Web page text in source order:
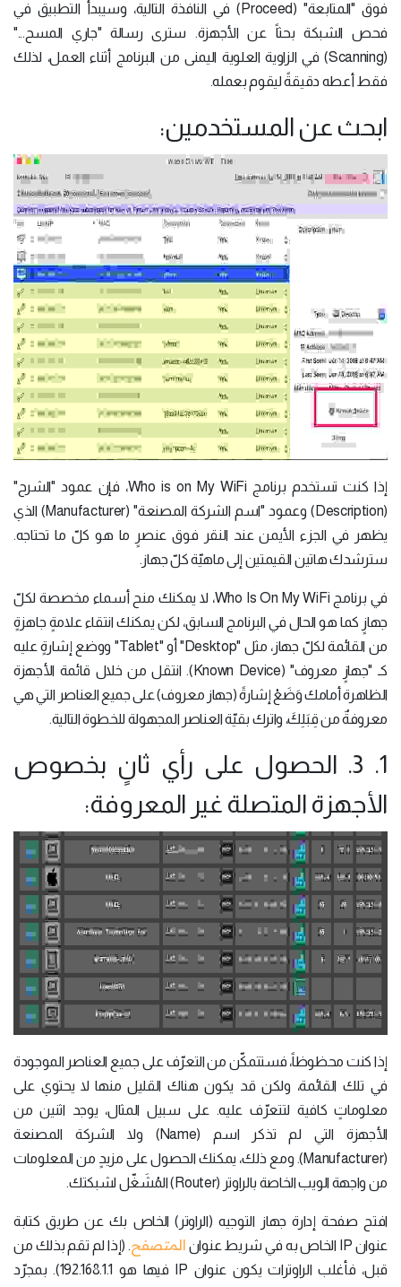
فوق "المتابعة" (Proceed) في النافذة التالية، وسيبدأ التطبيق في
فحص الشبكة بحثاً عن الأجهزة. سترى رسالة "جاري المسح..."
(Scanning) في الزاوية العلوية اليمنى من البرنامج أثناء العمل، لذلك
فقط أعطه دقيقةً ليقوم بعمله.
ابحث عن المستخدمين:
إذا كنت تستخدم برنامج Who is on My WiFi، فإن عمود "الشرح"
(Description) وعمود "اسم الشركة المصنعة" (Manufacturer) الذي
يظهر في الجزء الأيمن عند النقر فوق عنصرٍ ما هو كلّ ما تحتاجه.
سترشدك هاتين القيمتين إلى ماهيّة كلّ جهاز.
في برنامج Who Is On My WiFi، لا يمكنك منح أسماء مخصصة لكلّ
جهازٍ كما هو الحال في البرنامج السابق، لكن يمكنك انتقاء علامةٍ جاهزةٍ
من القائمة لكلّ جهاز، مثل "Desktop" أو "Tablet" ووضع إشارةٍ عليه
كـ "جهازٍ معروف" (Known Device). انتقل من خلال قائمة الأجهزة
الظاهرة أمامك وَضَعْ إشارةً (جهاز معروف) على جميع العناصر التي هي
معروفةٌ من قِبَلِكَ، واترك بقيّة العناصر المجهولة للخطوة التالية.
1. 3. الحصول على رأي ثانٍ بخصوص
الأجهزة المتصلة غير المعروفة:
إذا كنت محظوظاً، فستتمكّن من التعرّف على جميع العناصر الموجودة
في تلك القائمة، ولكن قد يكون هناك القليل منها لا يحتوي على
معلوماتٍ كافية لتتعرّف عليه. على سبيل المثال، يوجد اثنين من
الأجهزة التي لم تذكر اسم (Name) ولا الشركة المصنعة
(Manufacturer). ومع ذلك، يمكنك الحصول على مزيدٍ من المعلومات
من واجهة الويب الخاصة بالراوتر (Router) المُشَغّل لشبكتك.
افتح صفحة إدارة جهاز التوجيه (الراوتر) الخاص بك عن طريق كتابة
عنوان IP الخاص به في شريط عنوان
المتصفح. (إذا لم تقم بذلك من
قبل، فأغلب الراوترات يكون عنوان IP فيها هو 192.168.1.1). بمجرّد